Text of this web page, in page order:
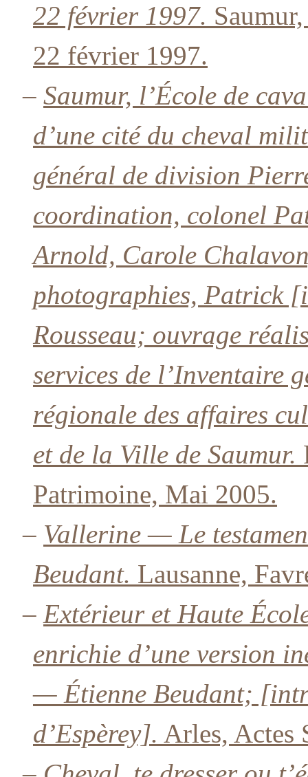
22 février 1997.
22 février 1997.
– Saumur, l’École de
d’une cité du cheval
général de division
coordination, colonel
Arnold, Carole
photographies, Patrick
Rousseau; ouvrage
services de l’Inventaire
régionale des affaires
et de la Ville de Saumur.
Patrimoine, Mai 2005.
– Vallerine — Le
Beudant. Lausanne,
– Extérieur et Haute
enrichie d’une version
— Étienne Beudant;
d’Espèrey]. Arles, Actes